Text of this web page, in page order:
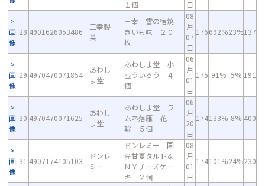
１個 日
画
像
28 4901626053486
三幸製
菓
三幸 雪の宿焼
きいも味 ２０
枚
08
月
07
日
176692%23%137
画
像
29 4970470071854
あわし
ま堂
あわしま堂 小
豆ういろう ４
個
06
月
01
日
175 91% 5% 191
画
像
30 4970470071625
あわし
ま堂
あわしま堂 ラ
ムネ落雁 花
輪 ５個
06
月
20
日
174133% 8% 400
画
像
31 4907174105103
ドンレ
ミー
ドンレミー 国
産甘夏タルト＆
ＮＹチーズケー
キ ２個
08
月
01
日
174101%24%230